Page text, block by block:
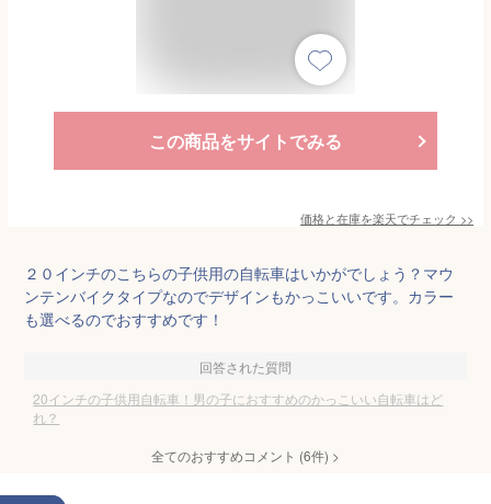
この商品をサイトでみる
価格と在庫を楽天でチェック >>
２０インチのこちらの子供用の自転車はいかがでしょう？マウ
ンテンバイクタイプなのでデザインもかっこいいです。カラー
も選べるのでおすすめです！
回答された質問
20インチの子供用自転車！男の子におすすめのかっこいい自転車はど
れ？
全てのおすすめコメント (6件) >